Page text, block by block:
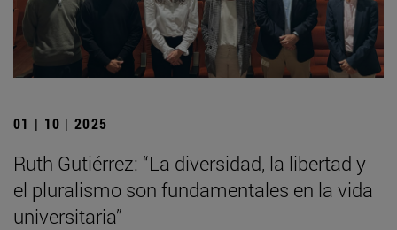
01 | 10 | 2025
Ruth Gutiérrez: “La diversidad, la libertad y
el pluralismo son fundamentales en la vida
universitaria”